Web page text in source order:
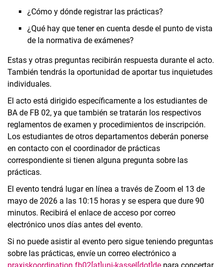
¿Cómo y dónde registrar las prácticas?
¿Qué hay que tener en cuenta desde el punto de vista
de la normativa de exámenes?
Estas y otras preguntas recibirán respuesta durante el acto.
También tendrás la oportunidad de aportar tus inquietudes
individuales.
El acto está dirigido específicamente a los estudiantes de
BA de FB 02, ya que también se tratarán los respectivos
reglamentos de examen y procedimientos de inscripción.
Los estudiantes de otros departamentos deberán ponerse
en contacto con el coordinador de prácticas
correspondiente si tienen alguna pregunta sobre las
prácticas.
El evento tendrá lugar en línea a través de Zoom el 13 de
mayo de 2026 a las 10:15 horas y se espera que dure 90
minutos. Recibirá el enlace de acceso por correo
electrónico unos días antes del evento.
Si no puede asistir al evento pero sigue teniendo preguntas
sobre las prácticas, envíe un correo electrónico a